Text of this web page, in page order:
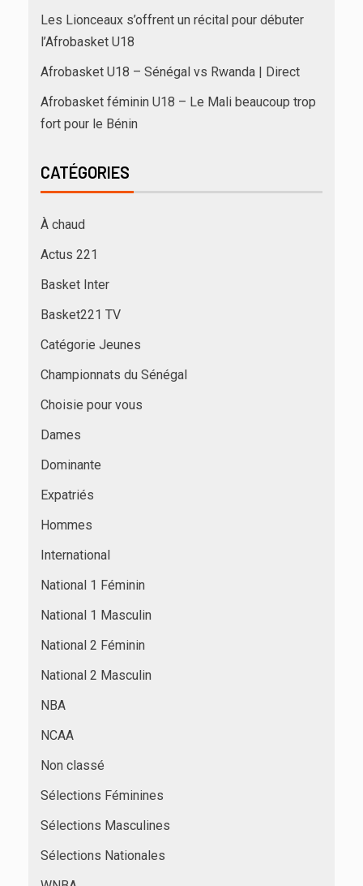
Les Lionceaux s’offrent un récital pour débuter
l’Afrobasket U18
Afrobasket U18 – Sénégal vs Rwanda | Direct
Afrobasket féminin U18 – Le Mali beaucoup trop
fort pour le Bénin
CATÉGORIES
À chaud
Actus 221
Basket Inter
Basket221 TV
Catégorie Jeunes
Championnats du Sénégal
Choisie pour vous
Dames
Dominante
Expatriés
Hommes
International
National 1 Féminin
National 1 Masculin
National 2 Féminin
National 2 Masculin
NBA
NCAA
Non classé
Sélections Féminines
Sélections Masculines
Sélections Nationales